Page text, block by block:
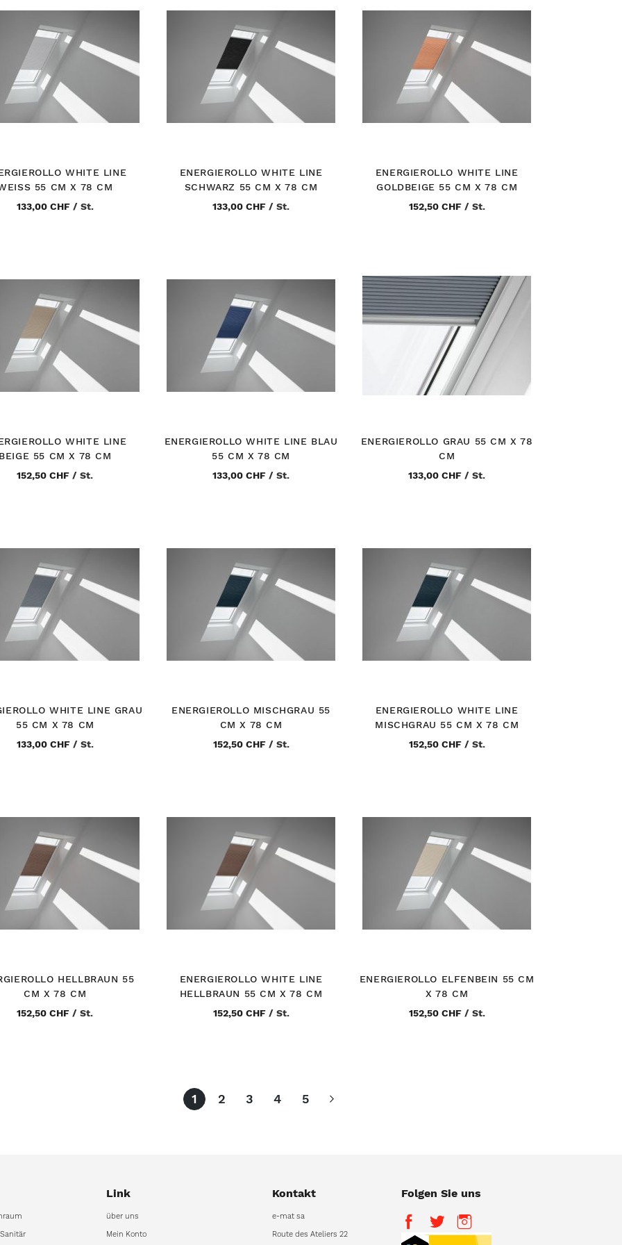
WHITE LINE
55 CM X 78 CM
133,00 CHF / St.
ENERGIEROLLO WHITE LINE
SCHWARZ 55 CM X 78 CM
133,00 CHF /St.
ENERGIEROLLO WHITE LINE
GOLDBEIGE 55 CM X 78 CM
152,50 CHF / St.
WHITE LINE
55 CM X 78 CM
152,50 CHF /St.
ENERGIEROLLO WHITE LINE BLAU
55 CM X 78 CM
133,00 CHF /St.
ENERGIEROLLO GRAU 55 CM X 78
CM
133,00 CHF /St.
WHITE LINE GRAU
55 CM X 78 CM
133,00 CHF / St.
ENERGIEROLLO MISCHGRAU 55
CM X 78 CM
152,50 CHF / St.
ENERGIEROLLO WHITE LINE
MISCHGRAU 55 CM X 78 CM
152,50 CHF / St.
HELLBRAUN 55
CM X 78 CM
152,50 CHF /St.
ENERGIEROLLO WHITE LINE
HELLBRAUN 55 CM X 78 CM
152,50 CHF / St.
ENERGIEROLLO ELFENBEIN 55 CM
X 78 CM
152,50 CHF / St.
Seite
You're currently reading page
1 Seite
2 Seite
3 Seite
4 Seite
5
Link
über uns
Mein Konto
Kontakt
e-mat sa
Route des Ateliers 22
Folgen Sie uns